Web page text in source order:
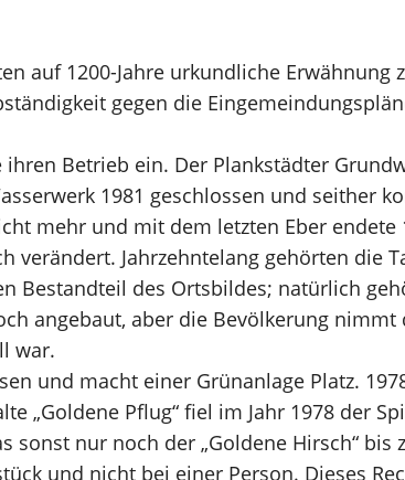
auf 1200-Jahre urkundliche Erwähnung
gegen die
Betrieb ein. Der Plankstädter
1981 geschlossen und seither
mehr und mit dem letzten Eber endete
Jahrzehntelang gehörten die
Bestandteil des Ortsbildes; natürlich
angebaut, aber die Bevölkerung
war.
und macht einer Grünanlage Platz.
„Goldene Pflug“ fiel im Jahr 1978 der
sonst nur noch der „Goldene Hirsch“ bis
und nicht bei einer Person. Dieses